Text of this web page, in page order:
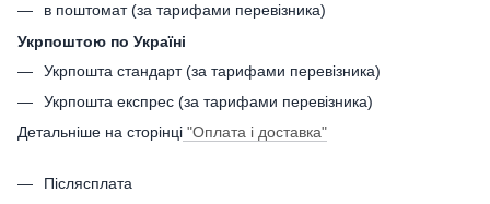
в поштомат (за тарифами перевізника)
Укрпоштою по Україні
Укрпошта стандарт (за тарифами перевізника)
Укрпошта експрес (за тарифами перевізника)
Детальніше на сторінці "Оплата і доставка"
Післясплата